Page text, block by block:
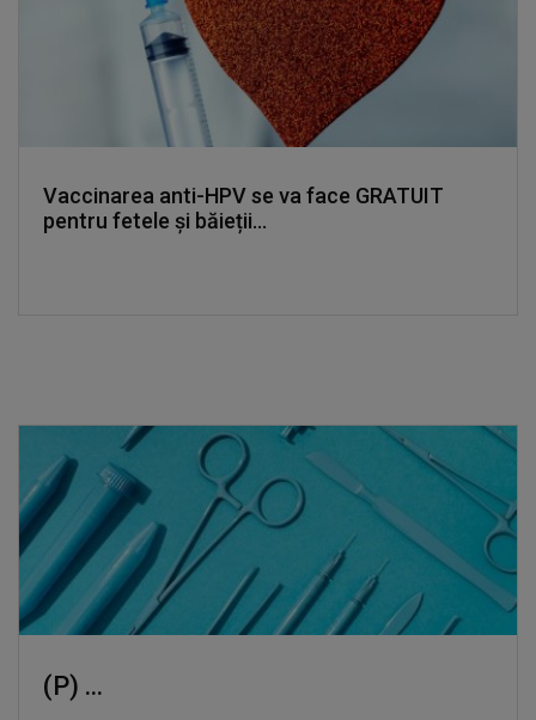
Vaccinarea anti-HPV se va face GRATUIT
pentru fetele și băieții...
(P) ...